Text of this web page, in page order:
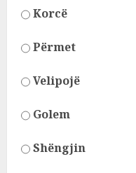
Korcë
Përmet
Velipojë
Golem
Shëngjin